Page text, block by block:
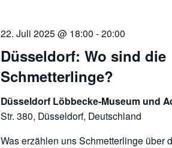
Düsseldorf: Wo sind die
Schmetterlinge?
22. Juli 2025 @ 18:00 -20:00
Düsseldorf Löbbecke-Museum und
Str. 380, Düsseldorf, Deutschland
Was erzählen uns Schmetterlinge über